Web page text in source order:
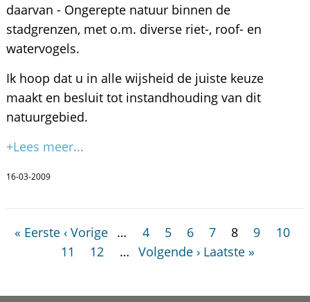
daarvan - Ongerepte natuur binnen de
stadgrenzen, met o.m. diverse riet-, roof- en
watervogels.
Ik hoop dat u in alle wijsheid de juiste keuze
maakt en besluit tot instandhouding van dit
natuurgebied.
+Lees meer...
16-03-2009
« Eerste ‹ Vorige … 4 5 6 7 8 9
10
11
12 … Volgende › Laatste »